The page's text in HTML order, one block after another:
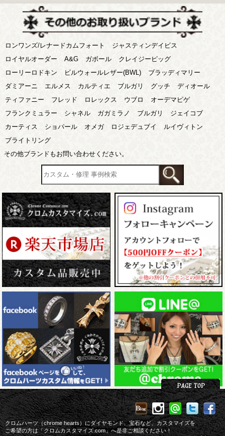
ロンワンズ/レナードカムフォート
ジャスティンデイビス
ロイヤルオーダー
A&G ガボール
クレイジーピッグ
ローリーロドキン
ビルウォールレザー(BWL)
ブラッディマリー
ダミアーニ
エルメス カルティエ ブルガリ グッチ
ディオール
ティファニー
フレッド ロレックス ウブロ
オーデマピゲ
フランクミュラー
シャネル ガガミラノ ブルガリ
ジェイコブ
カーティス
ショパール オメガ ロジェデュブイ
ルイヴィトン
ブライトリング
その他ブランドもお問い合わせください。
クロムハーツ（chrome hearts）にダイヤモンド、宝石など、カスタマイズを
ご希望の方は「クロムカスタマイズ.com」へ是非ご相談ください！